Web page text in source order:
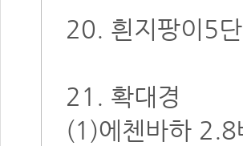
20. 흰지팡이5
21. 확대경
(1)에첸바하